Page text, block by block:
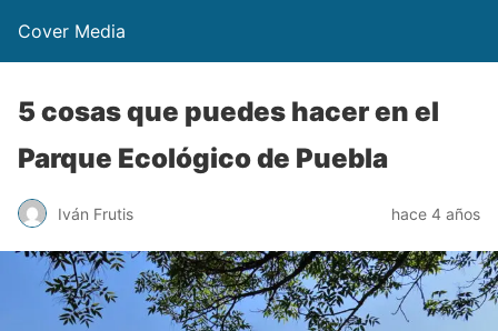
Cover Media
5 cosas que puedes hacer en el
Parque Ecológico de Puebla
Iván Frutis hace 4 años